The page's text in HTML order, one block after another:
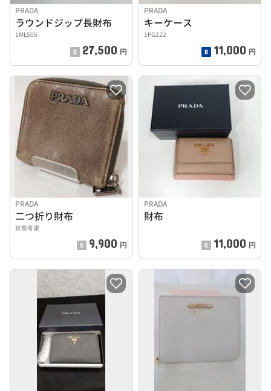
PRADA
ラウンドジップ長財布
1ML506
27,500 円
PRADA
キーケース
1PG222
11,000 円
PRADA
二つ折り財布
状態考慮
9,900 円
PRADA
財布
11,000 円